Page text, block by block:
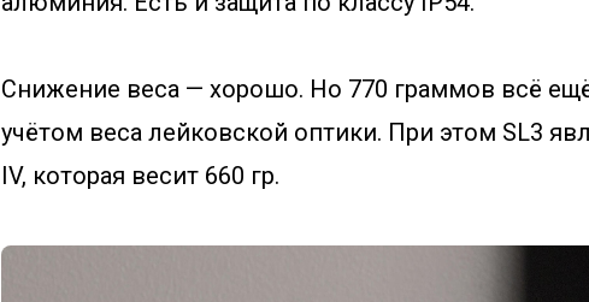
Снижение веса — хорошо. Но 770 граммов всё
учётом веса лейковской оптики. При этом SL3
IV, которая весит 660 гр.